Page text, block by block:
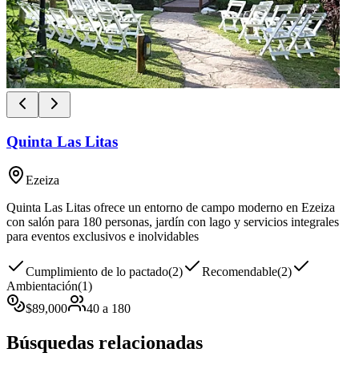
Quinta Las Litas
Ezeiza
Quinta Las Litas ofrece un entorno de campo moderno en Ezeiza
con salón para 180 personas, jardín con lago y servicios integrales
para eventos exclusivos e inolvidables
Cumplimiento de lo pactado(2) Recomendable(2)
Ambientación(1)
$89,000 40 a 180
Búsquedas relacionadas